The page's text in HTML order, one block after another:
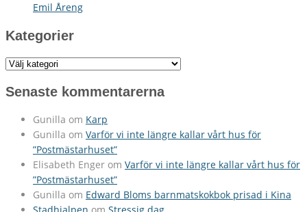
Emil Åreng
Kategorier
Kategorier
Senaste kommentarerna
Gunilla om Karp
Gunilla om Varför vi inte längre kallar vårt hus för
”Postmästarhuset”
Elisabeth Enger om Varför vi inte längre kallar vårt hus för
”Postmästarhuset”
Gunilla om Edward Bloms barnmatskokbok prisad i Kina